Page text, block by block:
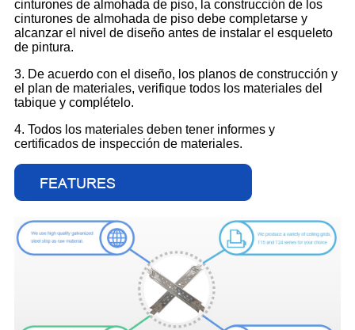
cinturones de almohada de piso, la construcción de los
cinturones de almohada de piso debe completarse y
alcanzar el nivel de diseño antes de instalar el esqueleto
de pintura.
3. De acuerdo con el diseño, los planos de construcción y
el plan de materiales, verifique todos los materiales del
tabique y complételo.
4. Todos los materiales deben tener informes y
certificados de inspección de materiales.